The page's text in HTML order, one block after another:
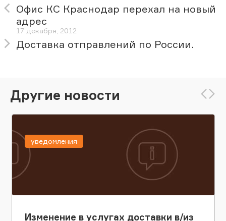
Офис КС Краснодар перехал на новый
адрес
17 декабря, 2012
Доставка отправлений по России.
Другие новости
Изменение в услугах доставки в/из
уведомления